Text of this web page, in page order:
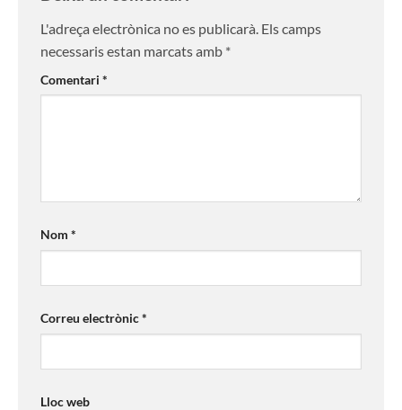
L'adreça electrònica no es publicarà. Els camps
necessaris estan marcats amb *
Comentari *
Nom *
Correu electrònic*
Lloc web